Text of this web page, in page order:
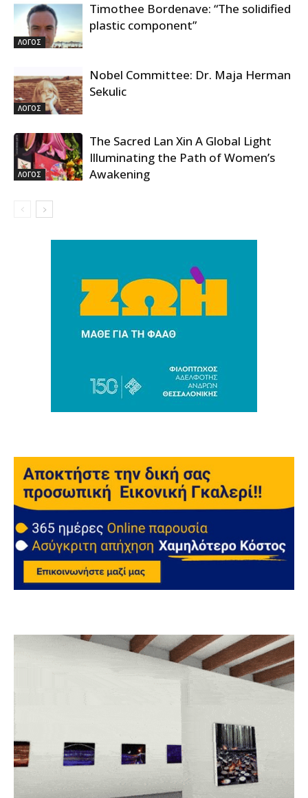
ΛΟΓΟΣ
Timothee Bordenave: “The solidified
plastic component”
ΛΟΓΟΣ
Nobel Committee: Dr. Maja Herman
Sekulic
ΛΟΓΟΣ
The Sacred Lan Xin A Global Light
Illuminating the Path of Women’s
Awakening